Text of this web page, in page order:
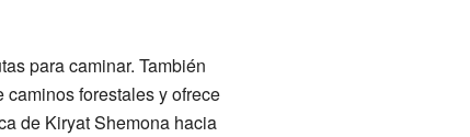
para caminar. También
forestales y ofrece
de Kiryat Shemona hacia